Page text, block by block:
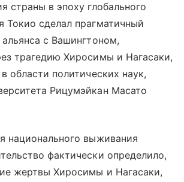
страны в эпоху глобального
Токио сделал прагматичный
с Вашингтоном,
трагедию Хиросимы и Нагасаки,
области политических наук,
Рицумэйкан Масато
национального выживания
фактически определило,
жертвы Хиросимы и Нагасаки,